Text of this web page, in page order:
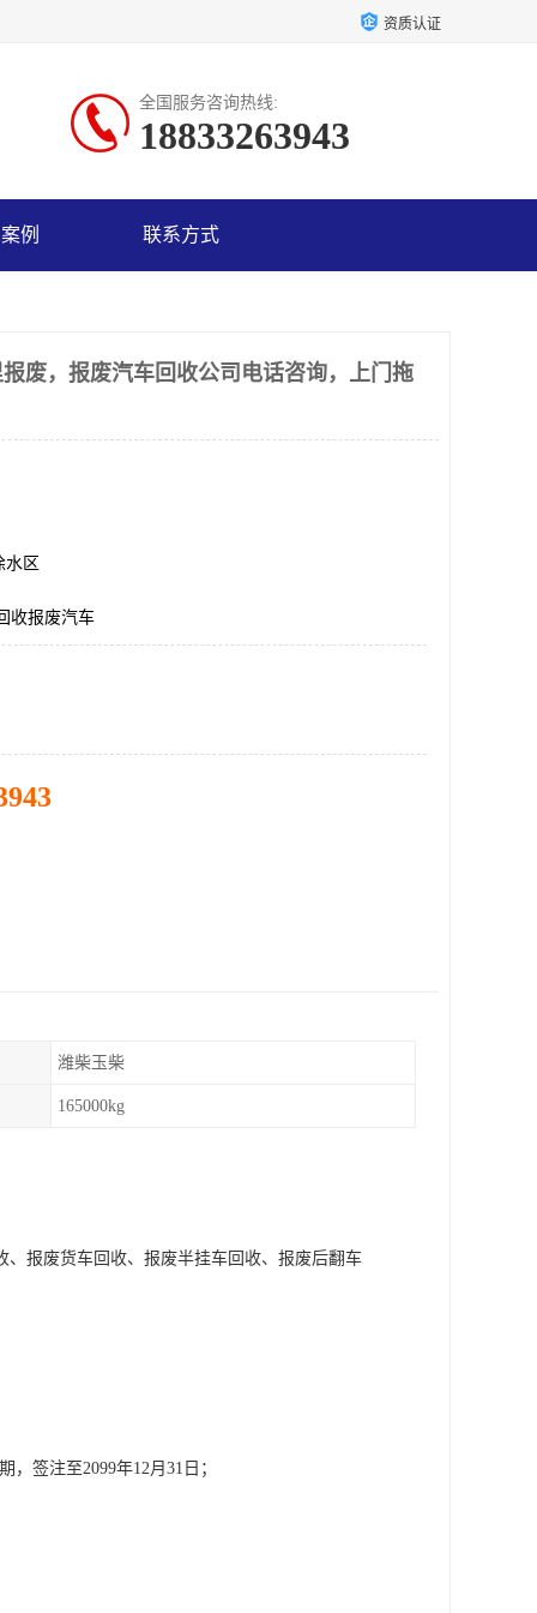
资质认证
全国服务咨询热线:
18833263943
例 联系方式
废，报废汽车回收公司电话咨询，上门拖
水区
收报废汽车
潍柴玉柴
165000kg
报废货车回收、报废半挂车回收、报废后翻车
签注至2099年12月31日；